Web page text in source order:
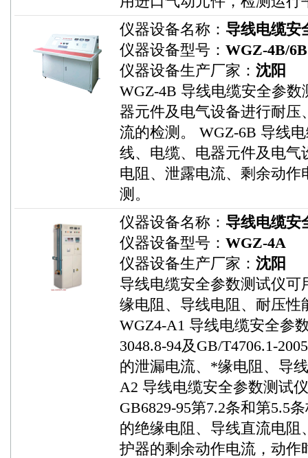
仪器设备名称： 导线电缆安
仪器设备型号： WGZ-4B/6B
仪器设备生产厂家： 沈阳
WGZ-4B 导线电缆安全参
器元件及电气设备进行耐
流的检测。 WGZ-6B 导线
线、电缆、电器元件及电
电阻、泄露电流、剩余动
测。
仪器设备名称： 导线电缆安
仪器设备型号： WGZ-4A
仪器设备生产厂家： 沈阳
导线电缆安全参数测试仪
缘电阻、导线电阻、耐压性
WGZ4-A1 导线电缆安全参
3048.8-94及GB/T4706.1-
的泄漏电流、*缘电阻、导
A2 导线电缆安全参数测试
GB6829-95第7.2条和第5.5
的绝缘电阻、导线直流电
护器的剩余动作电流，动作